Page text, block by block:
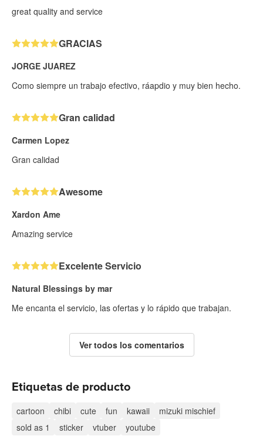
great quality and service
GRACIAS
JORGE JUAREZ
Como siempre un trabajo efectivo, ráapdio y muy bien hecho.
Gran calidad
Carmen Lopez
Gran calidad
Awesome
Xardon Ame
Amazing service
Excelente Servicio
Natural Blessings by mar
Me encanta el servicio, las ofertas y lo rápido que trabajan.
Ver todos los comentarios
Etiquetas de producto
cartoon chibi cute fun kawaii
mizuki mischief
sold as 1
sticker vtuber youtube